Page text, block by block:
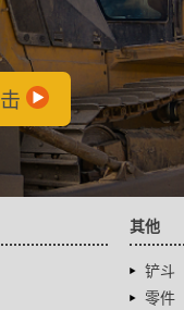
其他
铲斗
零件